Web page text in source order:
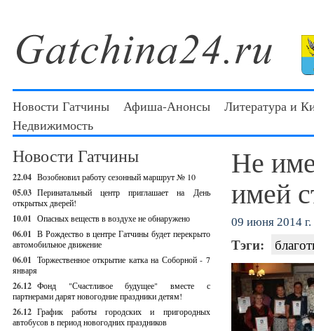
Новости Гатчины Афиша-Анонсы
Литература и
Недвижимость
Новости Гатчины
22.04 Возобновил работу сезонный маршрут № 10
05.03 Перинатальный центр приглашает на День
открытых дверей!
10.01 Опасных веществ в воздухе не обнаружено
06.01 В Рождество в центре Гатчины будет перекрыто
автомобильное движение
06.01 Торжественное открытие катка на Соборной - 7
января
26.12 Фонд "Счастливое будущее" вместе с
партнерами дарят новогодние праздники детям!
26.12 График работы городских и пригородных
автобусов в период новогодних праздников
Не
имей
09 июня 2014 г.
Тэги: